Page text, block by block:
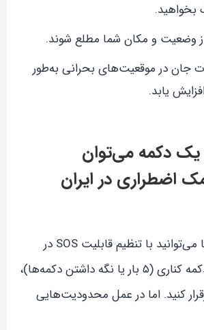
بخواهید.
از وضعیت و مکان شما مطلع شوند.
جان در موقعیت‌های بحرانی به‌طور
یابد.
یک دکمه می‌توان
اضطراری در ایران
در عمل، بله — شما می‌توانید با تنظیم قابلیت SOS در
آیفون، با فشردن دکمه کناری (۵ بار یا نگه داشتن دکمه‌ها)،
کنید. اما در عمل محدودیت‌هایی